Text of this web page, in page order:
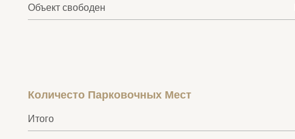
Объект свободен
Количесто Парковочных Мест
Итого